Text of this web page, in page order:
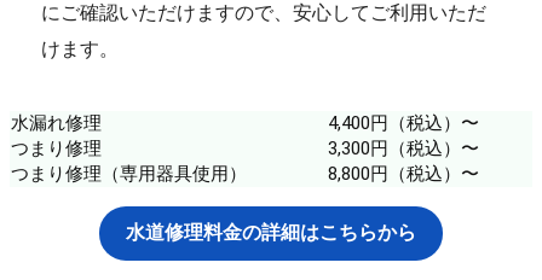
にご確認いただけますので、安心してご利用いただ
けます。
水漏れ修理
4,400円（税込）〜
つまり修理
3,300円（税込）〜
つまり修理（専用器具使用）
8,800円（税込）〜
水道修理料金の詳細はこちらから